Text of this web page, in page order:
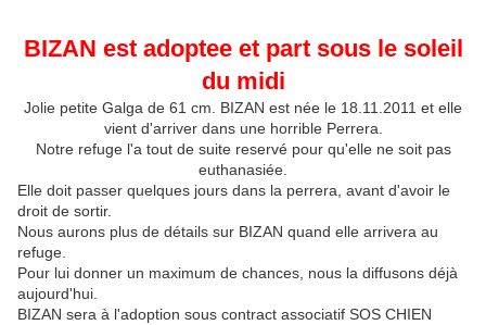
BIZAN est adoptee et part sous le soleil
du midi
Jolie petite Galga de 61 cm. BIZAN est née le 18.11.2011 et elle
vient d'arriver dans une horrible Perrera.
Notre refuge l'a tout de suite reservé pour qu'elle ne soit pas
euthanasiée.
Elle doit passer quelques jours dans la perrera, avant d'avoir le
droit de sortir.
Nous aurons plus de détails sur BIZAN quand elle arrivera au
refuge.
Pour lui donner un maximum de chances, nous la diffusons déjà
aujourd'hui.
BIZAN sera à l'adoption sous contract associatif SOS CHIEN